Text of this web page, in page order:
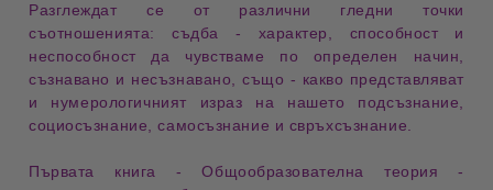
Разглеждат се от различни гледни точки
съотношенията: съдба - характер, способност и
неспособност да чувстваме по определен начин,
съзнавано и несъзнавано, също - какво представляват
и нумерологичният израз на нашето подсъзнание,
социосъзнание, самосъзнание и свръхсъзнание.
Първата книга - Общообразователна теория -